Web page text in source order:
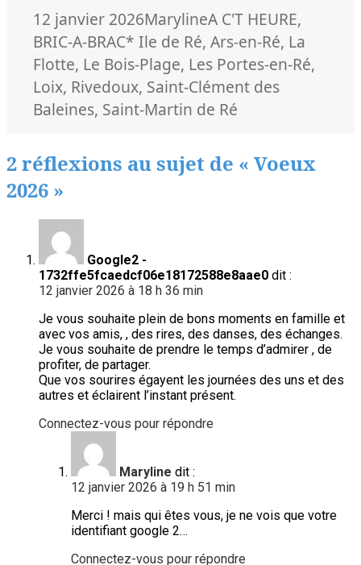
Publié
le
12 janvier 2026Auteur
MarylineCatégories
A C'T HEURE,
BRIC-A-BRACMots-
clés
* Ile de Ré,Ars-en-Ré, La
Flotte, Le Bois-Plage, Les Portes-en-Ré,
Loix, Rivedoux, Saint-Clément des
Baleines, Saint-Martin de Ré
2 réflexions au sujet de « Voeux
2026 »
Google2 -
1732ffe5fcaedcf06e18172588e8aae0 dit :
12 janvier 2026 à 18 h 36 min
Je vous souhaite plein de bons moments en famille et
avec vos amis, , des rires, des danses, des échanges.
Je vous souhaite de prendre le temps d’admirer , de
profiter, de partager.
Que vos sourires égayent les journées des uns et des
autres et éclairent l’instant présent.
Connectez-vous pour répondre
Maryline dit :
12 janvier 2026 à 19 h 51 min
Merci ! mais qui êtes vous, je ne vois que votre
identifiant google 2…
Connectez-vous pour répondre